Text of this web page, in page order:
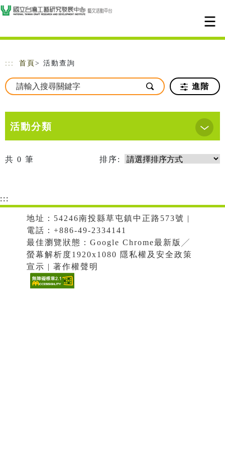
跳到主要內容
網站導覽
::: 首頁 > 活動查詢
進階
活動分類
共 0 筆 排序:
:::
地址：54246南投縣草屯鎮中正路573號 |
電話：+886-49-2334141
最佳瀏覽狀態：Google Chrome最新版╱
螢幕解析度1920x1080 隱私權及安全政策
宣示 | 著作權聲明